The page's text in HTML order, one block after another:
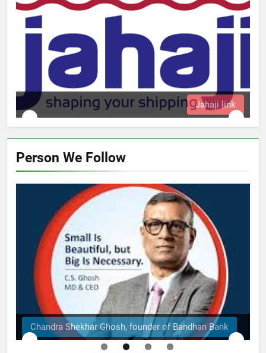
Person We Follow
The Structural Engineers Ltd | Dhaka